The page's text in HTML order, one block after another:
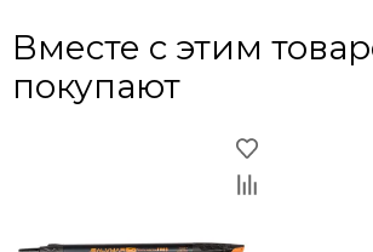
Вместе с этим
покупают